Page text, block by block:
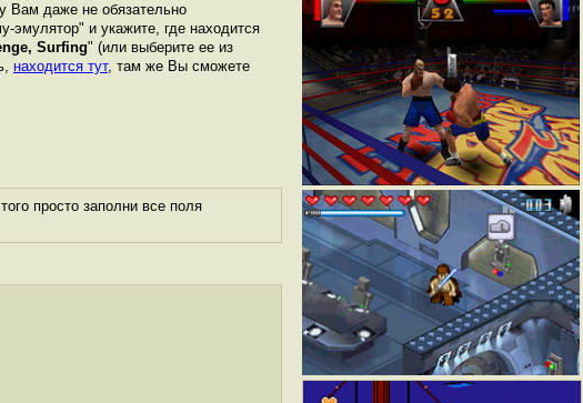
Вам даже не обязательно
эмулятор" и укажите, где находится
Surfing" (или выберите ее из
находится тут, там же Вы сможете
просто заполни все поля